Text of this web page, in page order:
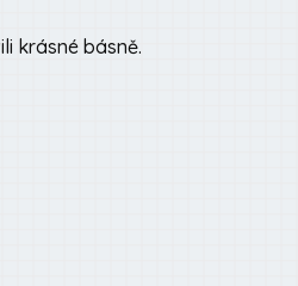
krásné básně.